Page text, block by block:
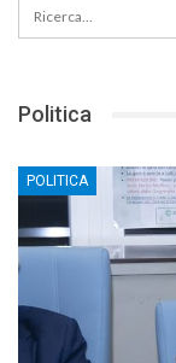
Politica
POLITICA